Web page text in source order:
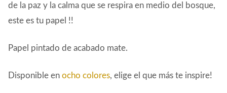
de la paz y la calma que se respira en medio del bosque,
este es tu papel !!
Papel pintado de acabado mate.
Disponible en ocho colores, elige el que más te inspire!